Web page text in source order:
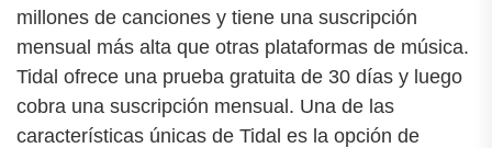
millones de canciones y tiene una suscripción
mensual más alta que otras plataformas de música.
Tidal ofrece una prueba gratuita de 30 días y luego
cobra una suscripción mensual. Una de las
características únicas de Tidal es la opción de